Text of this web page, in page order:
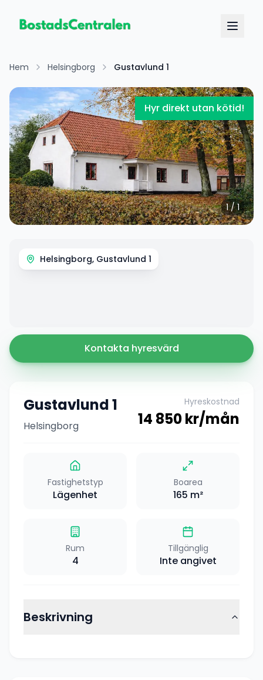
Hem Helsingborg Gustavlund 1
Hyr direkt utan kötid!
1/1
Helsingborg, Gustavlund 1
Kontakta hyresvärd
Gustavlund 1
Helsingborg
Hyreskostnad
14 850kr/mån
Fastighetstyp
Lägenhet
Boarea
165 m²
Rum
4
Tillgänglig
Inte angivet
Beskrivning